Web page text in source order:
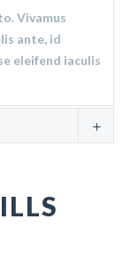
Vivamus
ante, id
eleifend iaculis